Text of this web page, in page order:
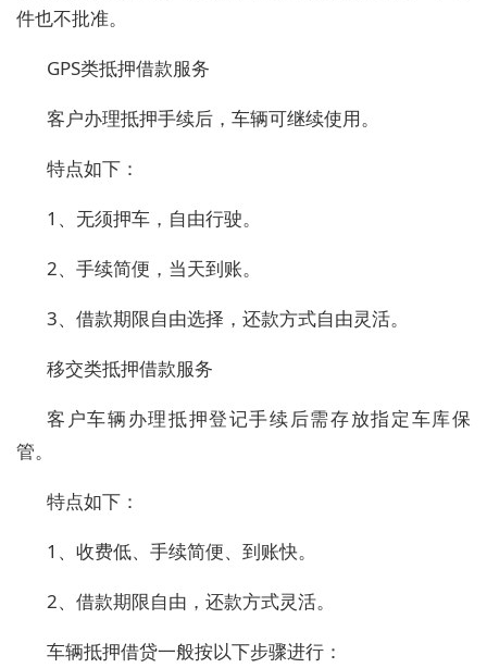
件也不批准。
GPS类抵押借款服务
客户办理抵押手续后，车辆可继续使用。
特点如下：
1、无须押车，自由行驶。
2、手续简便，当天到账。
3、借款期限自由选择，还款方式自由灵活。
移交类抵押借款服务
客户车辆办理抵押登记手续后需存放指定车库保
管。
特点如下：
1、收费低、手续简便、到账快。
2、借款期限自由，还款方式灵活。
车辆抵押借贷一般按以下步骤进行：